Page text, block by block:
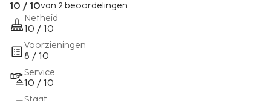
10 / 10van 2 beoordelingen
Netheid
10 / 10
Voorzieningen
8 / 10
Service
10 / 10